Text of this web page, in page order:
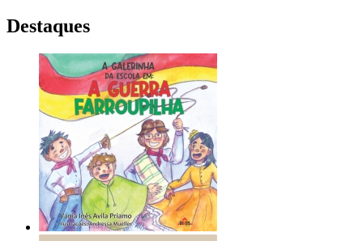
Destaques